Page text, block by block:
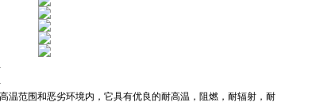
温范围和恶劣环境内，它具有优良的耐高温，阻燃，耐辐射，耐